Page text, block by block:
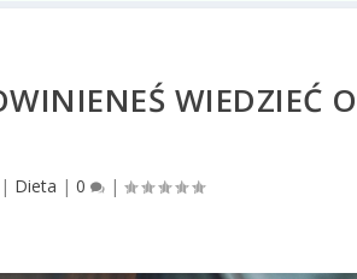
WIEDZIEĆ O
| Dieta |0 |